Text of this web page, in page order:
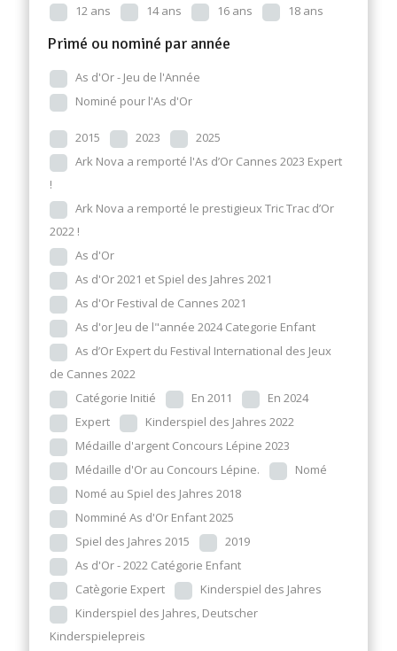
12 ans
14 ans 16 ans 18 ans
Primé ou nominé par année
As d'Or - Jeu de l'Année
Nominé pour l'As d'Or
2015 2023
2025
Ark Nova a remporté l'As d’Or Cannes 2023 Expert
!
Ark Nova a remporté le prestigieux Tric Trac d’Or
2022 !
As d'Or
As d'Or 2021 et Spiel des Jahres 2021
As d'Or Festival de Cannes 2021
As d'or Jeu de l"année 2024 Categorie Enfant
As d’Or Expert du Festival International des Jeux
de Cannes 2022
Catégorie Initié
En 2011
En 2024
Expert
Kinderspiel des Jahres 2022
Médaille d'argent Concours Lépine 2023
Médaille d'Or au Concours Lépine.
Nomé
Nomé au Spiel des Jahres 2018
Nomminé As d'Or Enfant 2025
Spiel des Jahres 2015
2019
As d'Or - 2022 Catégorie Enfant
Catègorie Expert
Kinderspiel des Jahres
Kinderspiel des Jahres, Deutscher
Kinderspielepreis